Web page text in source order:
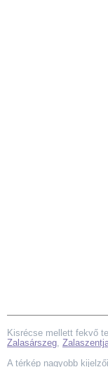
Kisrécse mellett fekvő
Zalasárszeg,
A térkép nagyobb